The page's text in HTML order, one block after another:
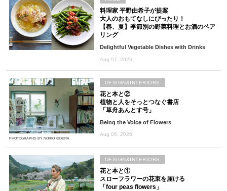
料理家 平野由希子が提案
大人のおもてなしにぴったり！
【春、夏】季節別の野菜料理とお酒のペア
リング
Delightful Vegetable Dishes with Drinks
Aug 07, 2026
PHOTOGRAPHS BY NORIO KIDERA
花と本と②
植物と人をそっとつなぐ書店
「草舟あんとす号」
Being the Voice of Flowers
Aug 06, 2026
DESIGN&INTERIORS
花と本と①
スローフラワーの花束を届ける
「four peas flowers」
DESIGN&INTERIORS